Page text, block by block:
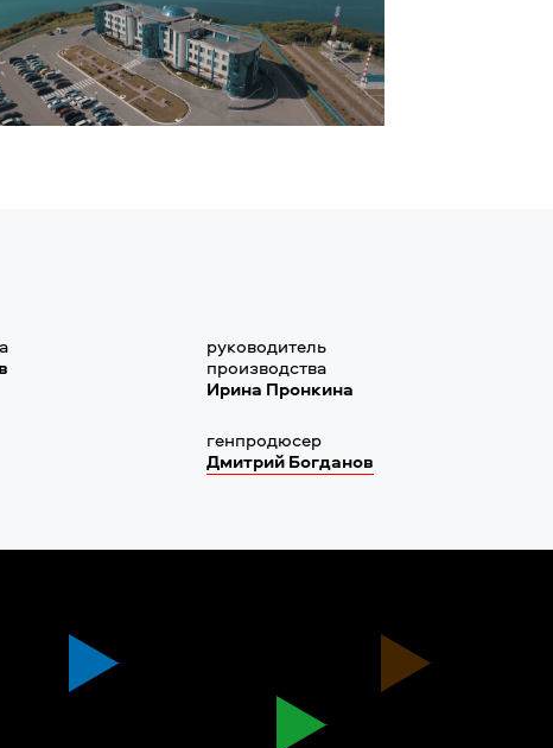
руководитель
производства
Ирина Пронкина
генпродюсер
Дмитрий Богданов